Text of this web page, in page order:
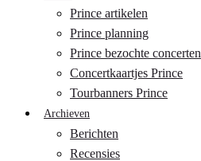
Prince artikelen
Prince planning
Prince bezochte concerten
Concertkaartjes Prince
Tourbanners Prince
Archieven
Berichten
Recensies